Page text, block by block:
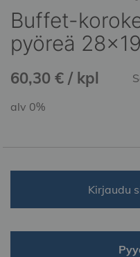
Buffet-
pyöreä
60,30 € / kpl
alv 0%
Kirjaudu
Skip
to
the
of
images